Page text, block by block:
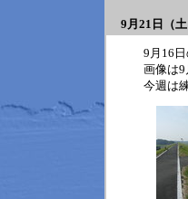
9月21日（
9月16
画像は9
今週は